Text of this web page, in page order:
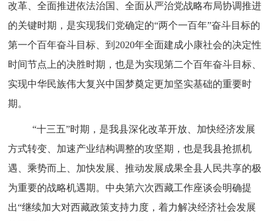
改革、全面推进依法治国、全面从严治党战略布局协调推进
的关键时期，是实现我们党确定的“两个一百年”奋斗目标的
第一个百年奋斗目标、到2020年全面建成小康社会的决定性
时间节点上的决胜时期，也是为实现第二个百年奋斗目标、
实现中华民族伟大复兴中国梦奠定更加坚实基础的重要时
期。
“十三五”时期，是我县深化改革开放、加快经济发展
方式转变、加速产业结构调整的攻坚期，也是我县抢抓机
遇、乘势而上、加快发展、推动发展成果全县人民共享的极
为重要的战略机遇期。中央第六次西藏工作座谈会明确提
出“继续加大对西藏政策支持力度，着力解决经济社会发展